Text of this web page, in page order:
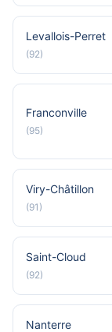
Levallois-Perret
(92)
Franconville
(95)
Viry-Châtillon
(91)
Saint-Cloud
(92)
Nanterre